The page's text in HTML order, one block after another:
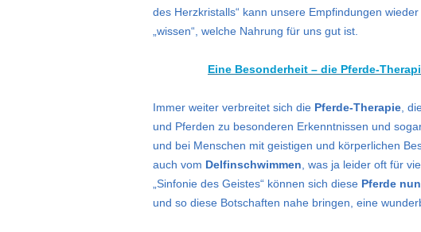
des Herzkristalls“ kann unsere Empfindungen
„wissen“, welche Nahrung für uns gut ist.
Eine Besonderheit – die Pferde-
Immer weiter verbreitet sich die Pferde-Therapie ,
und Pferden zu besonderen Erkenntnissen und
und bei Menschen mit geistigen und körperlichen
auch vom Delfinschwimmen , was ja leider oft für
„Sinfonie des Geistes“ können sich diese Pferde
und so diese Botschaften nahe bringen, eine